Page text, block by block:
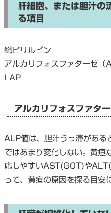
肝細胞、または胆汁の
る項目
総ビリルビン
アルカリフォスファターゼ（
LAP
アルカリフォスファタ
ALP値は、胆汁うっ滞がある
ではあまり変化しない。黄疸
応しやすいAST(GOT)や
って、黄疸の原因を探る目安